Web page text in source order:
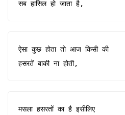
सब हासिल हो जाता है,
ऐसा कुछ होता तो आज किसी की
हसरतें बाकी ना होती,
मसला हसरतों का है इसीलिए